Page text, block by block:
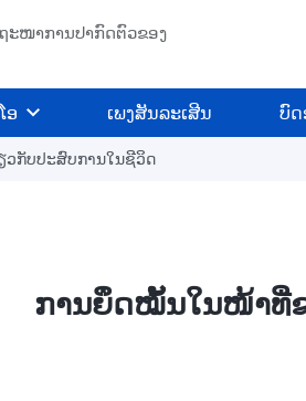
ະໜາການປາກົດຕົວຂອງ
ອ ເພງສັນລະເສີນ ບົດ
ວກັບປະສົບການໃນຊີວິດ
ການຍຶດໝັ້ນໃນໜ້າທີ່